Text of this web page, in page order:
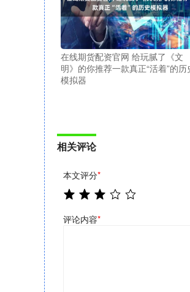
在线期货配资官网 给玩腻了《文
明》的你推荐一款真正“活着”的历
模拟器
相关评论
本文评分*
评论内容*